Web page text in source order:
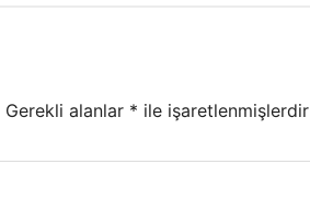
Gerekli alanlar * ile işaretlenmişlerdir